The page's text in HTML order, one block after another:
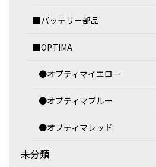
■バッテリー部品
■OPTIMA
●オプティマイエロー
●オプティマブルー
●オプティマレッド
未分類